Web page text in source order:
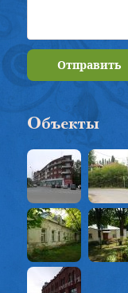
Отправить
Объекты